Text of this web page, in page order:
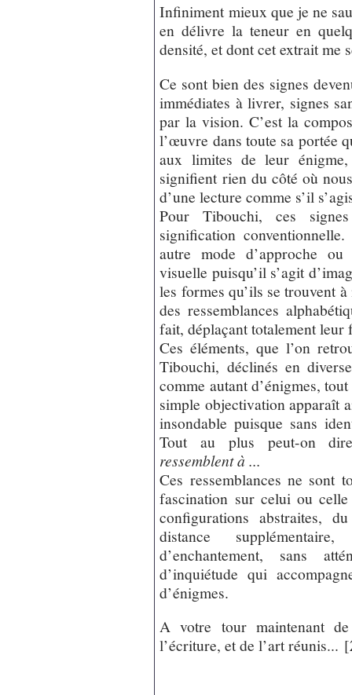
Infiniment mieux que je ne
en délivre la teneur en
densité, et dont cet extrait me
Ce sont bien des signes
immédiates à livrer, signes
par la vision. C’est la
l’œuvre dans toute sa portée
aux limites de leur
signifient rien du côté où
d’une lecture comme s’il
Pour Tibouchi, ces
signification
autre mode d’approche
visuelle puisqu’il s’agit
les formes qu’ils se trouvent
des ressemblances
fait, déplaçant totalement
Ces éléments, que l’on
Tibouchi, déclinés en
comme autant d’énigmes,
simple objectivation apparaît
insondable puisque sans
Tout au plus peut-on
ressemblent à ...
Ces ressemblances ne sont
fascination sur celui ou
configurations abstraites,
distance
d’enchantement, sans
d’inquiétude qui
d’énigmes.
A votre tour maintenant
l’écriture, et de l’art réunis... [